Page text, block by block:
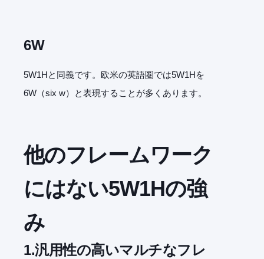
6W
5W1Hと同義です。欧米の英語圏では5W1Hを
6W（six w）と表現することが多くあります。
他のフレームワーク
にはない5W1Hの強
み
1.汎用性の高いマルチなフレ